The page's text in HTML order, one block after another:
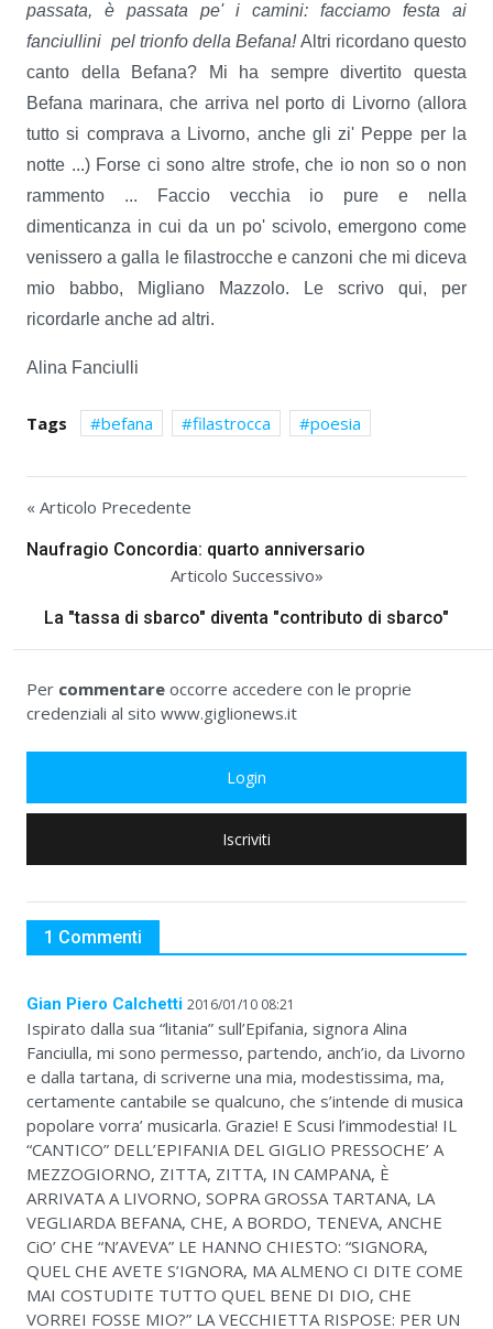
passata,
è passata pe' i camini:
facciamo festa ai
fanciullini pel trionfo della Befana!Altri ricordano questo
canto della Befana? Mi ha sempre divertito questa
Befana marinara, che arriva nel porto di Livorno (allora
tutto si comprava a Livorno, anche gli zi' Peppe per la
notte ...) Forse ci sono altre strofe, che io non so o non
rammento ... Faccio vecchia io pure e nella
dimenticanza in cui da un po' scivolo, emergono come
venissero a galla le filastrocche e canzoni che mi diceva
mio babbo, Migliano Mazzolo. Le scrivo qui, per
ricordarle anche ad altri.
Alina Fanciulli
Tags befana filastrocca poesia
« Articolo Precedente
Naufragio Concordia: quarto anniversario
Articolo Successivo»
La "tassa di sbarco" diventa "contributo di sbarco"
Per commentare occorre accedere con le proprie
credenziali al sito www.giglionews.it
Login
Iscriviti
1 Commenti
Gian Piero Calchetti 2016/01/10 08:21
Ispirato dalla sua “litania” sull’Epifania, signora Alina
Fanciulla, mi sono permesso, partendo, anch’io, da Livorno
e dalla tartana, di scriverne una mia, modestissima, ma,
certamente cantabile se qualcuno, che s’intende di musica
popolare vorra’ musicarla. Grazie! E Scusi l’immodestia! IL
“CANTICO” DELL’EPIFANIA DEL GIGLIO PRESSOCHE’ A
MEZZOGIORNO, ZITTA, ZITTA, IN CAMPANA, È
ARRIVATA A LIVORNO, SOPRA GROSSA TARTANA, LA
VEGLIARDA BEFANA, CHE, A BORDO, TENEVA, ANCHE
CiO’ CHE “N’AVEVA” LE HANNO CHIESTO: “SIGNORA,
QUEL CHE AVETE S’IGNORA, MA ALMENO CI DITE COME
MAI COSTUDITE TUTTO QUEL BENE DI DIO, CHE
VORREI FOSSE MIO?” LA VECCHIETTA RISPOSE: PER UN